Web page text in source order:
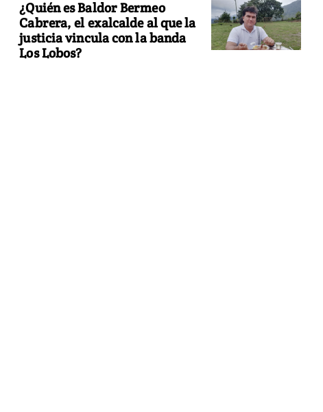
¿Quién es Baldor Bermeo
Cabrera, el exalcalde al que la
justicia vincula con la banda
Los Lobos?